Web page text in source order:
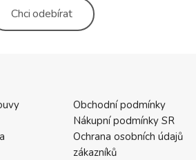
Chciodebírat
Obchodní podmínky
Nákupní podmínky SR
Ochrana osobních údajů
zákazníků